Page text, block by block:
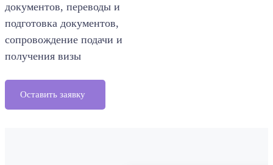
документов, переводы и
подготовка документов,
сопровождение подачи и
получения визы
Оставить заявку